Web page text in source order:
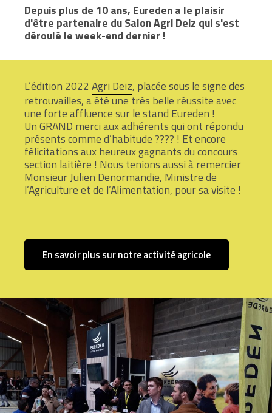
Depuis plus de 10 ans, Eureden a le plaisir
d'être partenaire du Salon Agri Deiz qui s'est
déroulé le week-end dernier !
L’édition 2022 Agri Deiz, placée sous le signe des
retrouvailles, a été une très belle réussite avec
une forte affluence sur le stand Eureden !
Un GRAND merci aux adhérents qui ont répondu
présents comme d’habitude ???? ! Et encore
félicitations aux heureux gagnants du concours
section laitière ! Nous tenions aussi à remercier
Monsieur Julien Denormandie, Ministre de
l’Agriculture et de l’Alimentation, pour sa visite !
En savoir plus sur notre activité agricole